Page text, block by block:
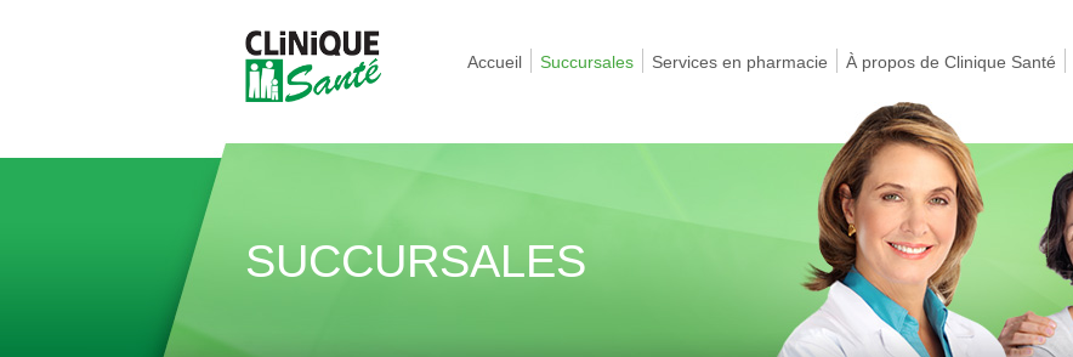
Accueil Succursales Services en pharmacie À propos de Clinique Santé
SUCCURSALES